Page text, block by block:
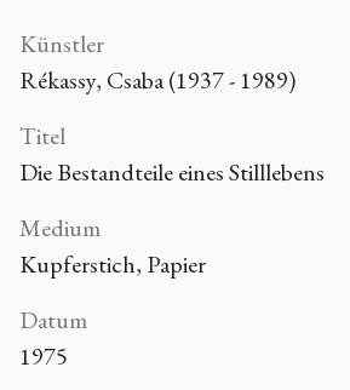
Künstler
Rékassy, Csaba (1937 - 1989)
Titel
Die Bestandteile eines Stilllebens
Medium
Kupferstich, Papier
Datum
1975